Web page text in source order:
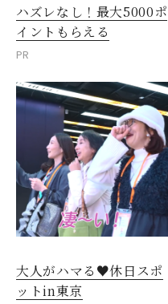
ハズレなし！最大5000ポ
イントもらえる
PR
大人がハマる♥休日スポ
ットin東京